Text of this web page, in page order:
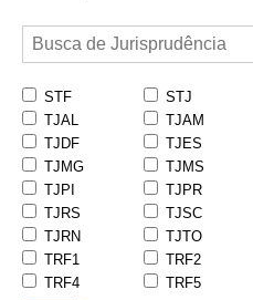
STF STJ
TJAL
TJAM
TJDF
TJES
TJMG
TJMS
TJPI
TJPR
TJRS
TJSC
TJRN
TJTO
TRF1
TRF2
TRF4
TRF5